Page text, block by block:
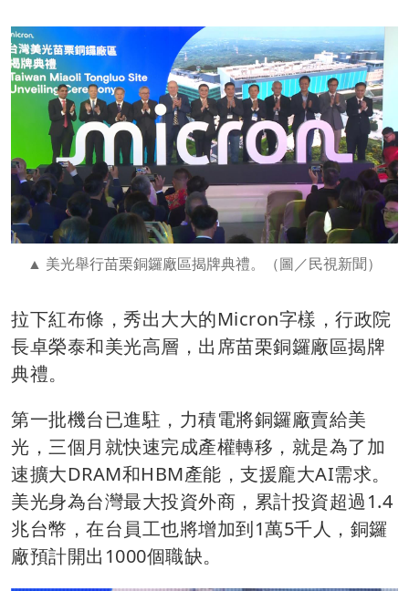
美光舉行苗栗銅鑼廠區揭牌典禮。（圖／民視新聞）
拉下紅布條，秀出大大的Micron字樣，行政院
長卓榮泰和美光高層，出席苗栗銅鑼廠區揭牌
典禮。
第一批機台已進駐，力積電將銅鑼廠賣給美
光，三個月就快速完成產權轉移，就是為了加
速擴大DRAM和HBM產能，支援龐大AI需求。
美光身為台灣最大投資外商，累計投資超過1.4
兆台幣，在台員工也將增加到1萬5千人，銅鑼
廠預計開出1000個職缺。